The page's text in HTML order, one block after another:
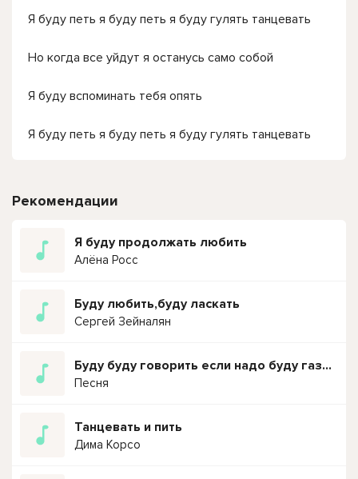
Я буду петь я буду петь я буду гулять танцевать
Но когда все уйдут я останусь само собой
Я буду вспоминать тебя опять
Я буду петь я буду петь я буду гулять танцевать
Рекомендации
Я буду продолжать любить
Алёна Росс
Буду любить,буду ласкать
Сергей Зейналян
Буду буду говорить если надо буду газовать Ремикс
Песня
Танцевать и пить
Дима Корсо